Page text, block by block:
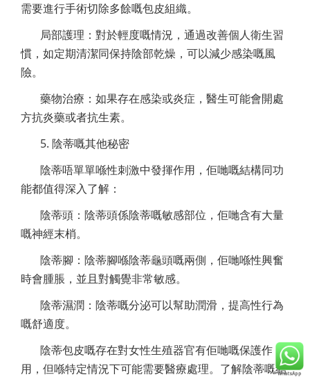
需要進行手術切除多餘嘅包皮組織。
局部護理：對於輕度嘅情況，通過改善個人衛生習
慣，如定期清潔同保持陰部乾燥，可以減少感染嘅風
險。
藥物治療：如果存在感染或炎症，醫生可能會開處
方抗炎藥或者抗生素。
5. 陰蒂嘅其他秘密
陰蒂唔單單喺性刺激中發揮作用，佢哋嘅結構同功
能都值得深入了解：
陰蒂頭：陰蒂頭係陰蒂嘅敏感部位，佢哋含有大量
嘅神經末梢。
陰蒂腳：陰蒂腳喺陰蒂龜頭嘅兩側，佢哋喺性興奮
時會腫脹，並且對觸覺非常敏感。
陰蒂濕潤：陰蒂嘅分泌可以幫助潤滑，提高性行為
嘅舒適度。
陰蒂包皮嘅存在對女性生殖器官有佢哋嘅保護作
用，但喺特定情況下可能需要醫療處理。了解陰蒂嘅結